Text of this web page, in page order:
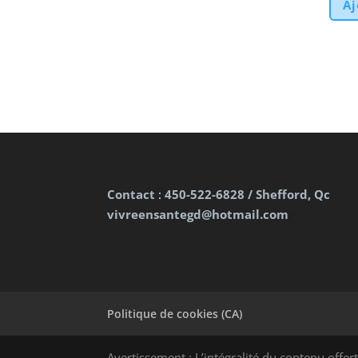
Contact :450-522-6828 / Shefford, Qc
vivreensantegd@hotmail.com
Politique de cookies (CA)